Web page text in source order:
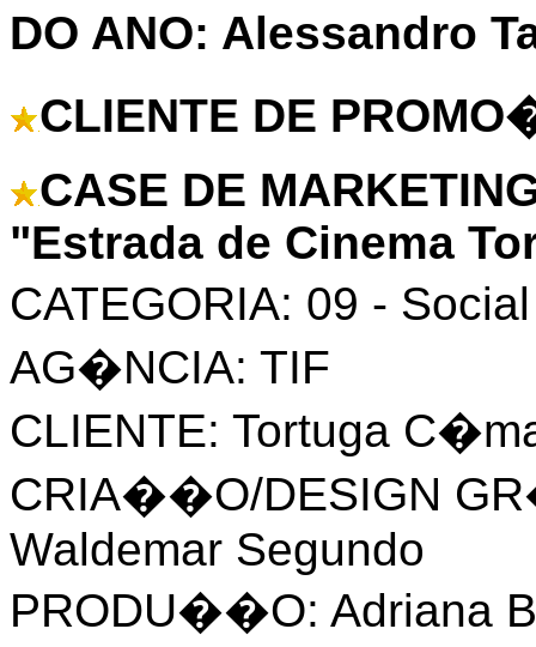
DO ANO: Alessandro
CLIENTE DE
CASE DE
"Estrada de Cinema
CATEGORIA: 09 -
AG�NCIA: TIF
CLIENTE: Tortuga
CRIA��O/DESIGN
Waldemar Segundo
PRODU��O: Adriana